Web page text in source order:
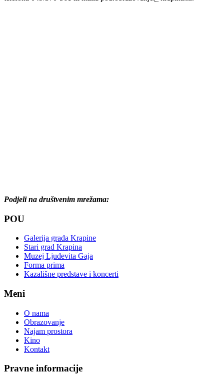
Podjeli na društvenim mrežama:
POU
Galerija grada Krapine
Stari grad Krapina
Muzej Ljudevita Gaja
Forma prima
Kazališne predstave i koncerti
Meni
O nama
Obrazovanje
Najam prostora
Kino
Kontakt
Pravne informacije